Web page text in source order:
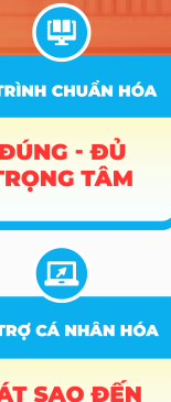
20
Quản trị du lịch
cộng đồng